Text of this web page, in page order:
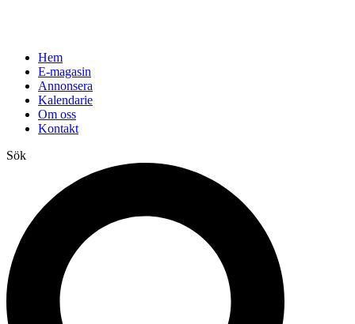
Hem
E-magasin
Annonsera
Kalendarie
Om oss
Kontakt
Sök